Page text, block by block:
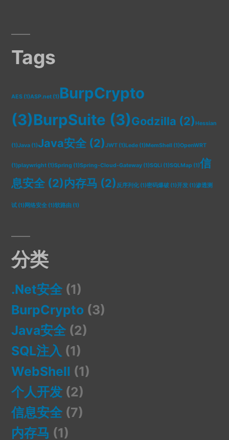
Tags
AES (1)ASP.net (1)BurpCrypto
(3)BurpSuite (3)Godzilla (2)Hessian
(1)Java (1)Java安全 (2)JWT (1)Lede (1)MemShell (1)OpenWRT
(1)playwright (1)Spring (1)Spring-Cloud-Gateway (1)SQLi (1)SQLMap (1)信
息安全 (2)内存马 (2) 反序列化 (1)密码爆破 (1)开发 (1)渗透测
试 (1)网络安全 (1)软路由 (1)
分类
.Net安全 (1)
BurpCrypto (3)
Java安全 (2)
SQL注入 (1)
WebShell (1)
个人开发 (2)
信息安全 (7)
内存马 (1)